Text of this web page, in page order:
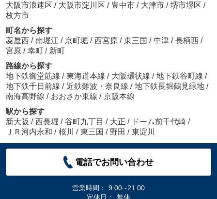
大阪市浪速区 / 大阪市淀川区 / 豊中市 / 大津市 / 堺市堺区 /
枚方市
町名から探す
菱屋西 / 南堀江 / 京町堀 / 西宮原 / 東三国 / 中津 / 長柄西 /
宮原 / 幸町 / 新町
路線から探す
地下鉄御堂筋線 / 東海道本線 / 大阪環状線 / 地下鉄谷町線 /
地下鉄千日前線 / 近鉄難波・奈良線 / 地下鉄長堀鶴見緑地 /
南海高野線 / おおさか東線 / 京阪本線
駅から探す
新大阪 / 西長堀 / 谷町九丁目 / 大正 / ドーム前千代崎 /
ＪＲ河内永和 / 桜川 / 東三国 / 野田 / 東淀川
電話でお問い合わせ
営業時間：
9:00∼21:00
定休日：
無休